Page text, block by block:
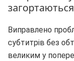
загортаються
Виправлено
субтитрів без
великим у